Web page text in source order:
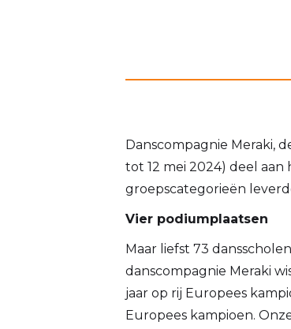
Danscompagnie Meraki,
tot 12 mei 2024) deel
groepscategorieën
Vier podiumplaatsen
Maar liefst 73
danscompagnie Meraki
jaar op rij Europees
Europees kampioen.